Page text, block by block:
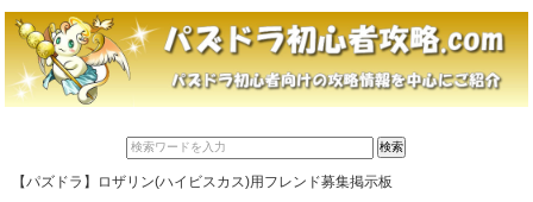
【パズドラ】ロザリン(ハイビスカス)用フレンド募集掲示板